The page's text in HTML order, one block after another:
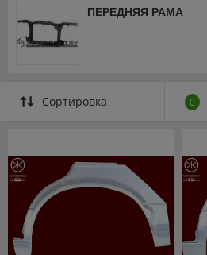
ПЕРЕДНЯЯ РАМА
Сортировка 0